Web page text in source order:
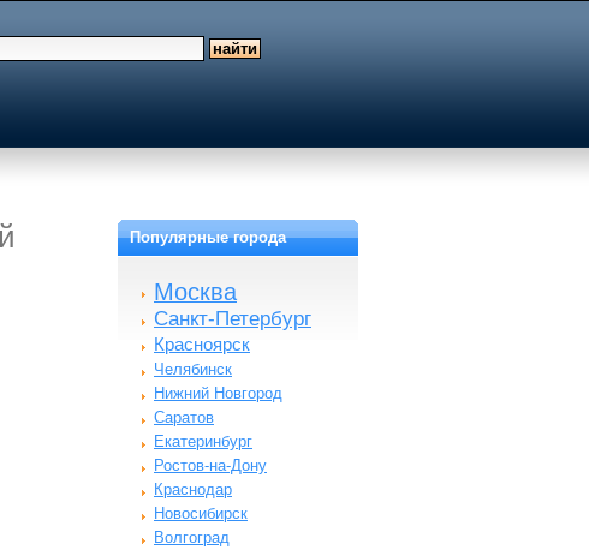
Популярные города
Москва
Санкт-Петербург
Красноярск
Челябинск
Нижний Новгород
Саратов
Екатеринбург
Ростов-на-Дону
Краснодар
Новосибирск
Волгоград